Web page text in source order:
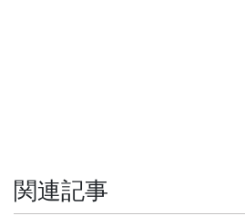
関連記事